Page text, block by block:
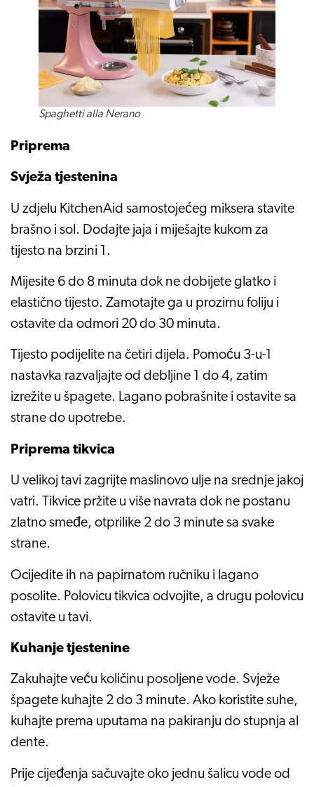
Spaghetti alla Nerano
Priprema
Svježa tjestenina
U zdjelu KitchenAid samostojećeg miksera stavite
brašno i sol. Dodajte jaja i miješajte kukom za
tijesto na brzini 1.
Mijesite 6 do 8 minuta dok ne dobijete glatko i
elastično tijesto. Zamotajte ga u prozirnu foliju i
ostavite da odmori 20 do 30 minuta.
Tijesto podijelite na četiri dijela. Pomoću 3-u-1
nastavka razvaljajte od debljine 1 do 4, zatim
izrežite u špagete. Lagano pobrašnite i ostavite sa
strane do upotrebe.
Priprema tikvica
U velikoj tavi zagrijte maslinovo ulje na srednje jakoj
vatri. Tikvice pržite u više navrata dok ne postanu
zlatno smeđe, otprilike 2 do 3 minute sa svake
strane.
Ocijedite ih na papirnatom ručniku i lagano
posolite. Polovicu tikvica odvojite, a drugu polovicu
ostavite u tavi.
Kuhanje tjestenine
Zakuhajte veću količinu posoljene vode. Svježe
špagete kuhajte 2 do 3 minute. Ako koristite suhe,
kuhajte prema uputama na pakiranju do stupnja al
dente.
Prije cijeđenja sačuvajte oko jednu šalicu vode od